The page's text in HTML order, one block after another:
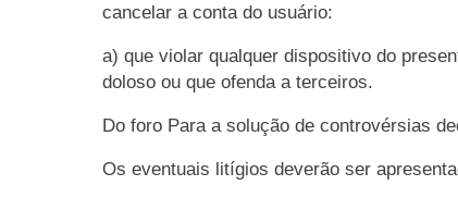
cancelar a conta do usuário:
a) que violar qualquer dispositivo do
doloso ou que ofenda a terceiros.
Do foro Para a solução de controvérsias
Os eventuais litígios deverão ser